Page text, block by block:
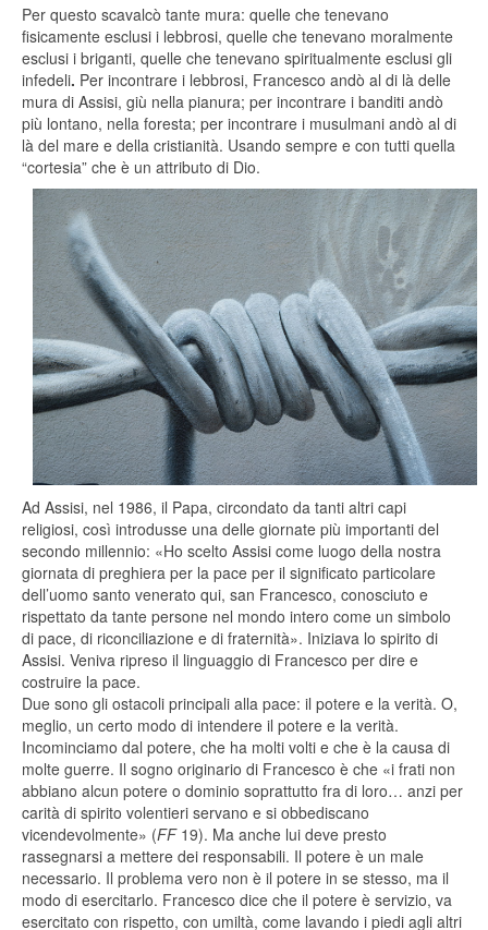
Per questo scavalcò tante mura: quelle che tenevano
fisicamente esclusi i lebbrosi, quelle che tenevano moralmente
esclusi i briganti, quelle che tenevano spiritualmente esclusi gli
infedeli. Per incontrare i lebbrosi, Francesco andò al di là delle
mura di Assisi, giù nella pianura; per incontrare i banditi andò
più lontano, nella foresta; per incontrare i musulmani andò al di
là del mare e della cristianità. Usando sempre e con tutti quella
“cortesia” che è un attributo di Dio.
Ad Assisi, nel 1986, il Papa, circondato da tanti altri capi
religiosi, così introdusse una delle giornate più importanti del
secondo millennio: «Ho scelto Assisi come luogo della nostra
giornata di preghiera per la pace per il significato particolare
dell’uomo santo venerato qui, san Francesco, conosciuto e
rispettato da tante persone nel mondo intero come un simbolo
di pace, di riconciliazione e di fraternità». Iniziava lo spirito di
Assisi. Veniva ripreso il linguaggio di Francesco per dire e
costruire la pace.
Due sono gli ostacoli principali alla pace: il potere e la verità. O,
meglio, un certo modo di intendere il potere e la verità.
Incominciamo dal potere, che ha molti volti e che è la causa di
molte guerre. Il sogno originario di Francesco è che «i frati non
abbiano alcun potere o dominio soprattutto fra di loro… anzi per
carità di spirito volentieri servano e si obbediscano
vicendevolmente» (FF19). Ma anche lui deve presto
rassegnarsi a mettere dei responsabili. Il potere è un male
necessario. Il problema vero non è il potere in se stesso, ma il
modo di esercitarlo. Francesco dice che il potere è servizio, va
esercitato con rispetto, con umiltà, come lavando i piedi agli altri